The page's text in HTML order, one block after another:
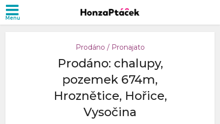
Prodáno / Pronajato
Prodáno: chalupy,
pozemek 674m,
Hroznětice, Hořice,
Vysočina